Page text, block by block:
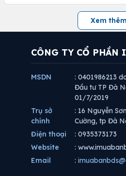
Xem thêm
CÔNG TY CỔ PHẦN
MSDN
: 0401986213
Đầu tư TP Đà
01/7/2019
Trụ sở
chính
: 16 Nguyễn
Cường, tp Đà
Điện thoại
: 0935373173
Website
:
Email
: